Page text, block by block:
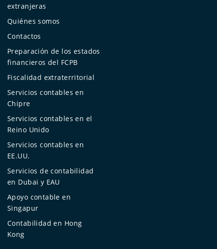
extranjeras
Quiénes somos
Contactos
Preparación de los estados
financieros del FCPB
Fiscalidad extraterritorial
Servicios contables en
Chipre
Servicios contables en el
Reino Unido
Servicios contables en
EE.UU.
Servicios de contabilidad
en Dubai y EAU
Apoyo contable en
Singapur
Contabilidad en Hong
Kong